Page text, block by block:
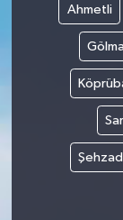
Ahmetli